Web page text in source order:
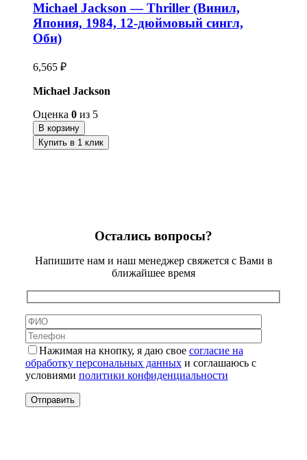
Michael Jackson — Thriller (Винил,
Япония, 1984, 12-дюймовый сингл,
Оби)
6,565 ₽
Michael Jackson
Оценка 0 из 5
В корзину
Купить в 1 клик
Остались вопросы?
Напишите нам и наш менеджер свяжется с Вами в
ближайшее время
Нажимая на кнопку, я даю свое согласие на
обработку персональных данныхи соглашаюсь с
условиями политики конфиденциальности